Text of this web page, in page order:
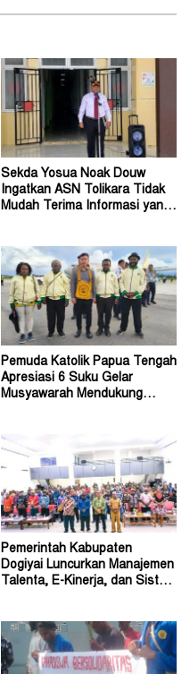
Sekda Yosua Noak Douw
Ingatkan ASN Tolikara Tidak
Mudah Terima Informasi yang
Pemuda Katolik Papua Tengah
Apresiasi 6 Suku Gelar
Musyawarah Mendukung
Pemerintah Kabupaten
Dogiyai Luncurkan Manajemen
Talenta, E-Kinerja, dan Sistem